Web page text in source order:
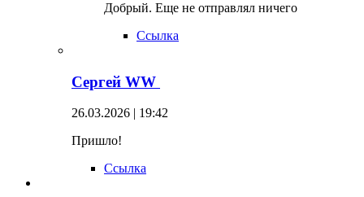
Добрый. Еще не отправлял ничего
Ссылка
Сергей WW
26.03.2026 | 19:42
Пришло!
Ссылка